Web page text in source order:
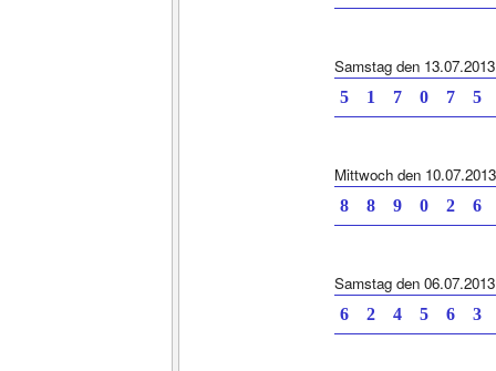
Samstag den 13.07.2013
5 1 7 0 7 5
Mittwoch den 10.07.2013
8 8 9 0 2 6
Samstag den 06.07.2013
6 2 4 5 6 3